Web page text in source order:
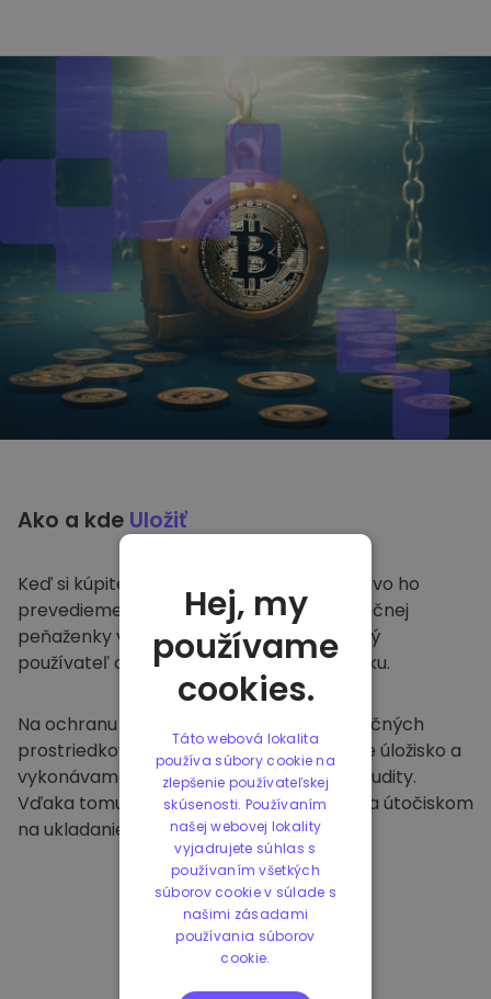
Ako a kde Uložiť
Keď si kúpite na Kriptomat
, bezproblémovo ho
prevedieme do vašej vyhradenej a bezpečnej
peňaženky v rámci našej platformy. Každý
používateľ dostane individuálnu peňaženku.
Na ochranu našich zákazníkov a ich finančných
prostriedkov ponúkame bezpečné offline úložisko a
vykonávame pravidelné bezpečnostné audity.
Vďaka tomuto prístupu je naša platforma útočiskom
na ukladanie a iných kryptomien.
Hej, my
používame
cookies.
Táto webová lokalita
používa súbory cookie na
zlepšenie používateľskej
skúsenosti. Používaním
našej webovej lokality
vyjadrujete súhlas s
používaním všetkých
súborov cookie v súlade s
našimi zásadami
používania súborov
cookie.